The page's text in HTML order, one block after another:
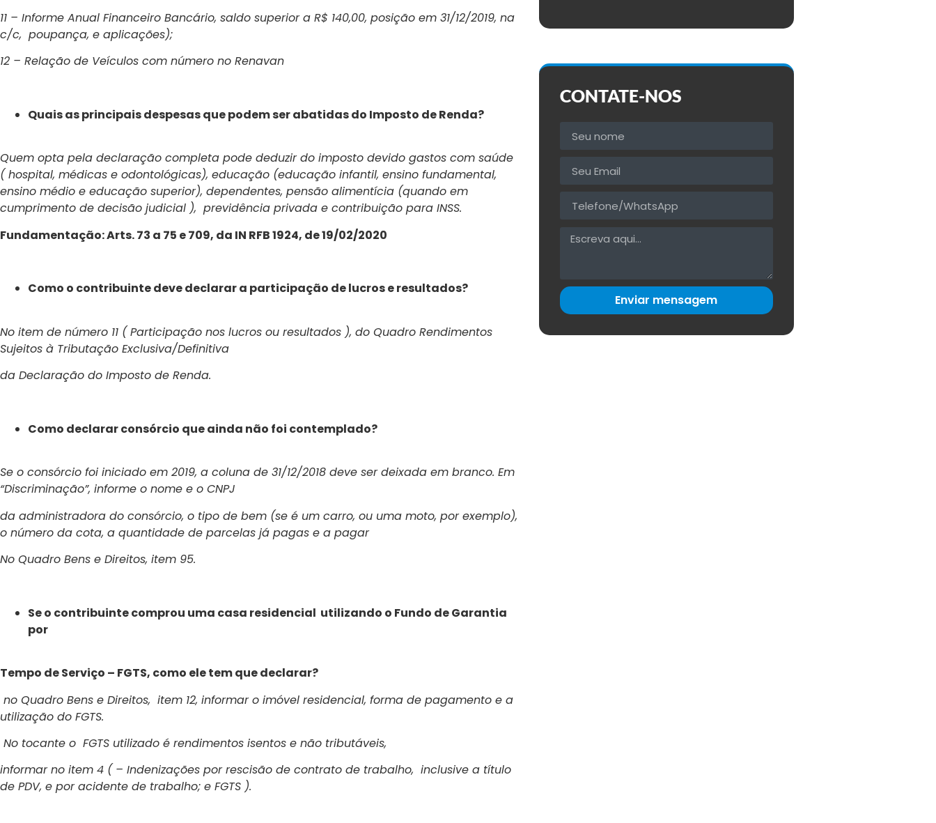
11 – Informe Anual Financeiro Bancário, saldo superior a R$ 140,00, posição em 31/12/2019, na
c/c, poupança, e aplicações);
12 – Relação de Veículos com número no Renavan
Quais as principais despesas que podem ser abatidas do Imposto de Renda?
Quem opta pela declaração completa pode deduzir do imposto devido gastos com saúde
( hospital, médicas e odontológicas), educação (educação infantil, ensino fundamental,
ensino médio e educação superior), dependentes, pensão alimentícia (quando em
cumprimento de decisão judicial ), previdência privada e contribuição para INSS.
Fundamentação: Arts. 73 a 75 e 709, da IN RFB 1924, de 19/02/2020
Como o contribuinte deve declarar a participação de lucros e resultados?
No item de número 11 ( Participação nos lucros ou resultados ), do Quadro Rendimentos
Sujeitos à Tributação Exclusiva/Definitiva
da Declaração do Imposto de Renda.
Como declarar consórcio que ainda não foi contemplado?
Se o consórcio foi iniciado em 2019, a coluna de 31/12/2018 deve ser deixada em branco. Em
“Discriminação”, informe o nome e o CNPJ
da administradora do consórcio, o tipo de bem (se é um carro, ou uma moto, por exemplo),
o número da cota, a quantidade de parcelas já pagas e a pagar
No Quadro Bens e Direitos, item 95.
Se o contribuinte comprou uma casa residencial utilizando o Fundo de Garantia
por
Tempo de Serviço – FGTS, como ele tem que declarar?
no Quadro Bens e Direitos, item 12, informar o imóvel residencial, forma de pagamento e a
utilização do FGTS.
No tocante o FGTS utilizado é rendimentos isentos e não tributáveis,
informar no item 4 ( – Indenizações por rescisão de contrato de trabalho, inclusive a título
de PDV, e por acidente de trabalho; e FGTS ).
CONTATE-NOS
Enviar mensagem